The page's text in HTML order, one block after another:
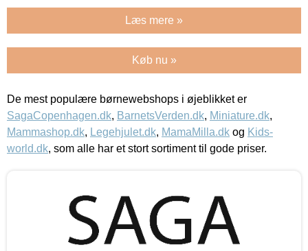
Læs mere »
Køb nu »
De mest populære børnewebshops i øjeblikket er
SagaCopenhagen.dk, BarnetsVerden.dk, Miniature.dk,
Mammashop.dk, Legehjulet.dk, MamaMilla.dk og Kids-
world.dk, som alle har et stort sortiment til gode priser.